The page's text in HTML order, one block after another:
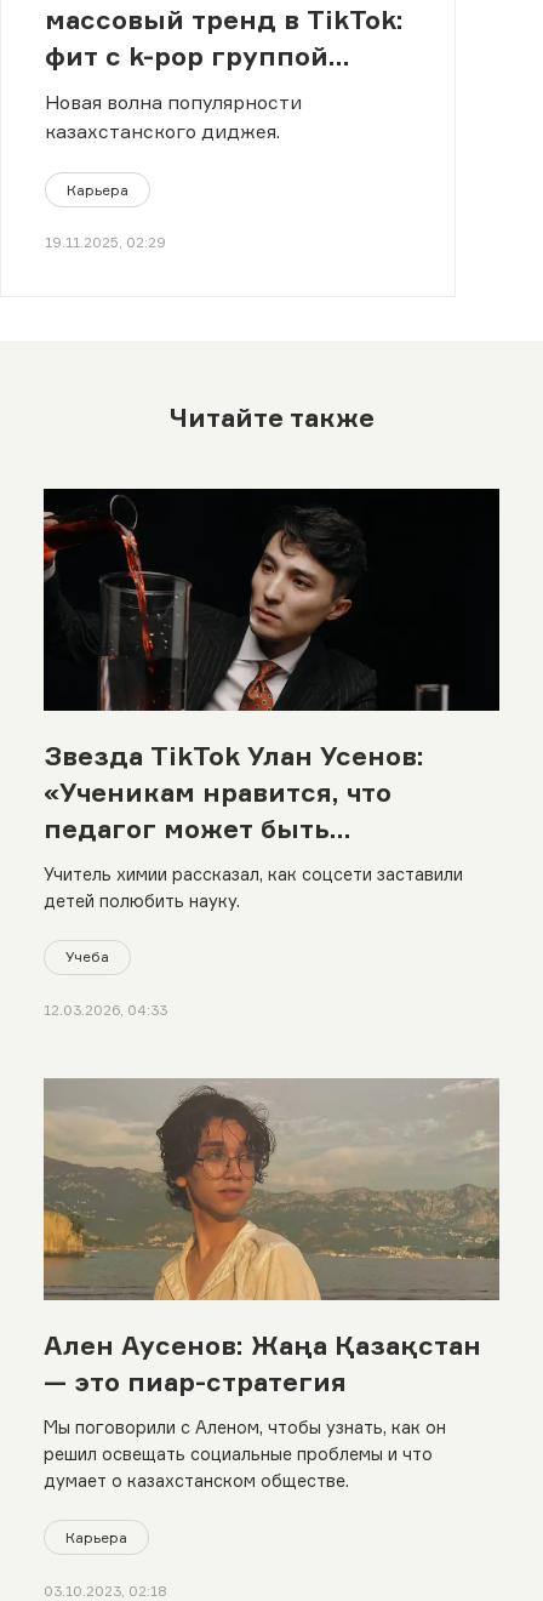
массовый тренд в TikTok:
фит с k-pop группой
завирусился в Сети
Новая волна популярности
казахстанского диджея.
Карьера
19.11.2025, 02:29
Читайте также
Звезда TikTok Улан Усенов:
«Ученикам нравится, что
педагог может быть
современным»
Учитель химии рассказал, как соцсети заставили
детей полюбить науку.
Учеба
12.03.2026, 04:33
Ален Аусенов: Жаңа Қазақстан
— это пиар-стратегия
Мы поговорили с Аленом, чтобы узнать, как он
решил освещать социальные проблемы и что
думает о казахстанском обществе.
Карьера
03.10.2023, 02:18